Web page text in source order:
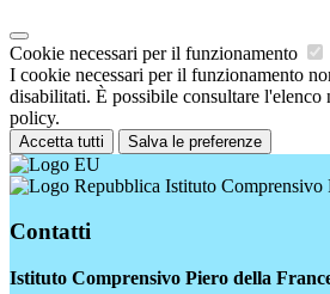
Cookie necessari per il funzionamento
I cookie necessari per il funzionamento
disabilitati. È possibile consultare l'elenco
policy.
Accetta tutti Salva le preferenze
Istituto Comprensivo
Contatti
Istituto Comprensivo Piero della